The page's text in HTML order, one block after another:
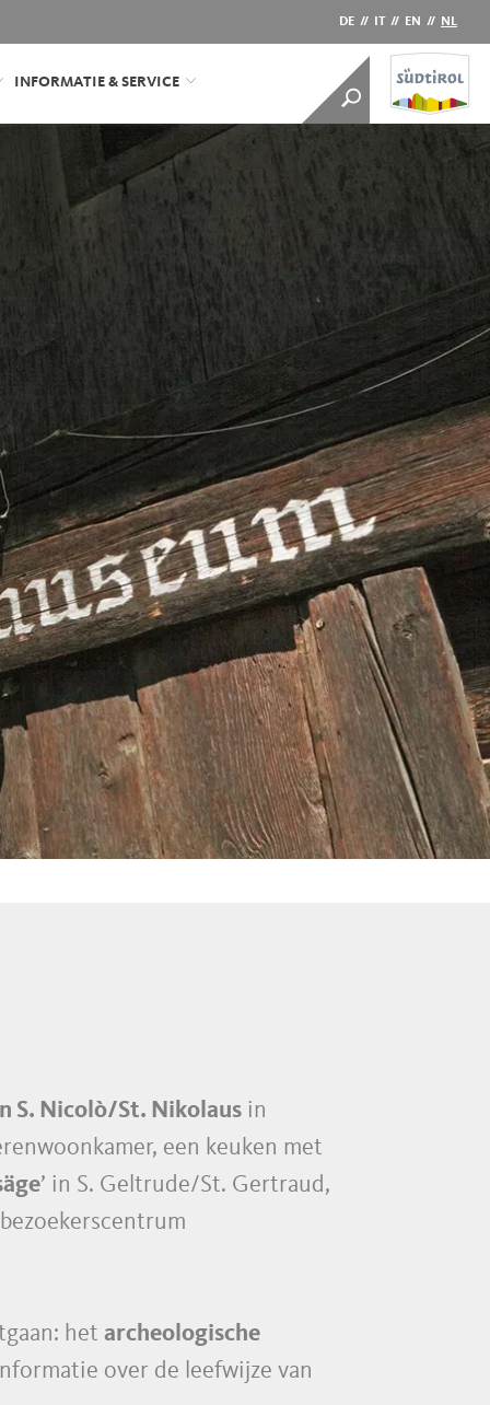
DE // IT // EN // NL
INFORMATIE & SERVICE
S. Nicolò/St. Nikolaus in
een keuken met
’ in S. Geltrude/St. Gertraud,
het archeologische
over de leefwijze van